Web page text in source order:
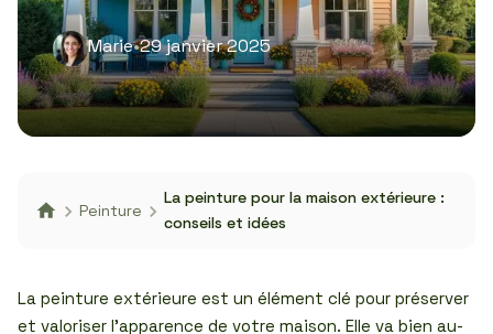
Marie•29 janvier 2025
Peinture
La peinture pour la maison extérieure :
conseils et idées
La peinture extérieure est un élément clé pour préserver
et valoriser l’apparence de votre maison. Elle va bien au-